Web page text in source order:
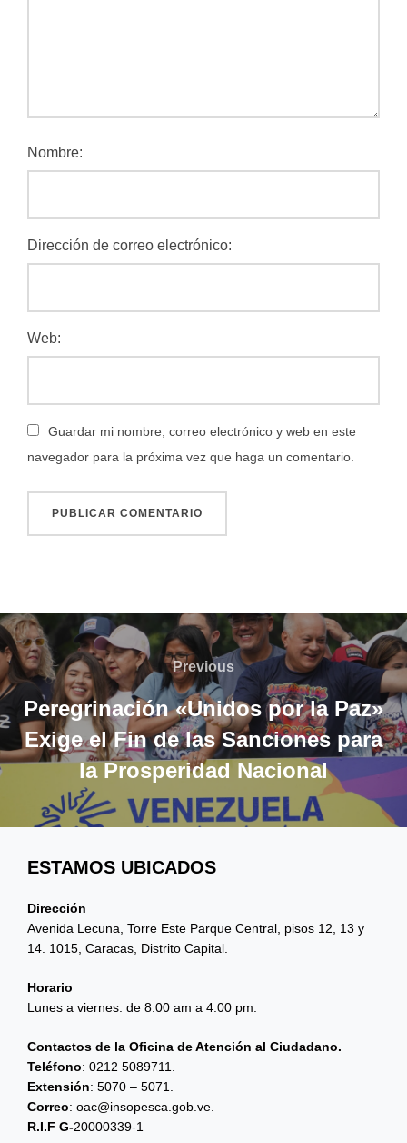
Nombre:
Dirección de correo electrónico:
Web:
Guardar mi nombre, correo electrónico y web en este
navegador para la próxima vez que haga un comentario.
Navegación
de
entradas
Previous
Previous
Peregrinación «Unidos por la Paz»
Exige el Fin de las Sanciones para
la Prosperidad Nacional
ESTAMOS UBICADOS
Dirección
Avenida Lecuna, Torre Este Parque Central, pisos 12, 13 y
14. 1015, Caracas, Distrito Capital.
Horario
Lunes a viernes: de 8:00 am a 4:00 pm.
Contactos de la Oficina de Atención al Ciudadano.
Teléfono: 0212 5089711.
Extensión: 5070 – 5071.
Correo: oac@insopesca.gob.ve.
R.I.F G-20000339-1